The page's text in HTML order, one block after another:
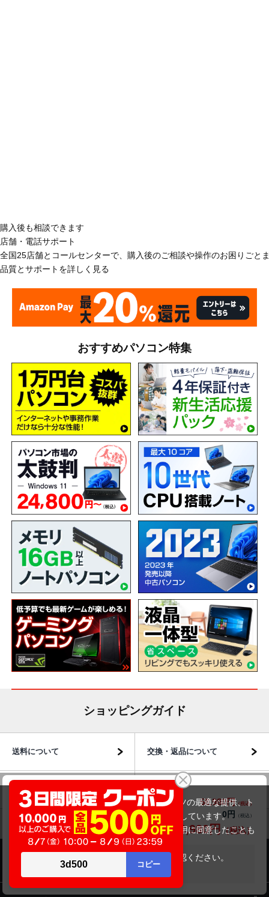
NEC VersaPro VRT16F-Y(第10世代CPU)
商品価格(税込) 58,980円
オプション小計価格(税込)
0円
商品合計価格(税込)
58,980円
在庫がありません
購入後も相談できます
店舗・電話サポート
全国25店舗とコールセンターで、購入後のご相談や操作のお困りごと
品質とサポートを詳しく見る
おすすめパソコン特集
ショッピングガイド
送料について 交換・返品について
お届けについて 商品・保証について
当サイトでは利用体験の向上およびコンテンツの最適な提供、ト
ラフィックの分析を目的としてCookieを使用しています。
サイトの閲覧を継続された場合、Cookieの利用に同意したことも
のといたします。
をご確認ください。
承諾する